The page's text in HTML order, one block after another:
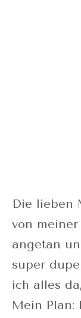
Die lieben
von
angetan
super
ich alles
Mein Plan: